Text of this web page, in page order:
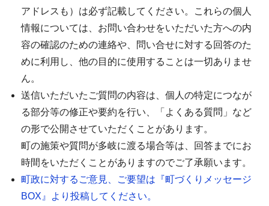
アドレスも）は必ず記載してください。これらの個人
情報については、お問い合わせをいただいた方への内
容の確認のための連絡や、問い合せに対する回答のた
めに利用し、他の目的に使用することは一切ありませ
ん。
送信いただいたご質問の内容は、個人の特定につなが
る部分等の修正や要約を行い、「よくある質問」など
の形で公開させていただくことがあります。
町の施策や質問が多岐に渡る場合等は、回答までにお
時間をいただくことがありますのでご了承願います。
町政に対するご意見、ご要望は『町づくりメッセージ
BOX』より投稿してください。